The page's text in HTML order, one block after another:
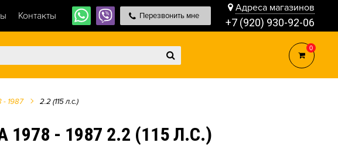
Контакты Перезвонить мне
Адреса магазинов
+7 (920) 930-92-06
0
- 1987 2.2 (115 л.с.)
- 1987 2.2 (115 Л.С.)